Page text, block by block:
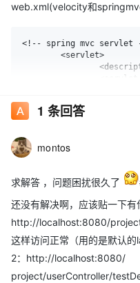
web.xml(velocity和
<!-- spring mvc servlet
		<init-param>
			<description>spring mvc config</description>
			<param-value>classpath:spring-mvc.xml</param-value>
		</init-param>
		<load-on-startup>1</load-on-startup>
	<servlet-mapping>
		<url-pattern>*.do</url-pattern>
	</servlet-mapping>
	<!-- spring mvc servlet end -->
	<!-- velocity servlet -->
	<servlet>
		<servlet-name>velocity</servlet-name>
		<servlet-class>org.apache.velocity.tools.view.servlet.VelocityLayoutServlet</servlet-class>
1 条回答
montos
求解答 ，问题困扰很久了
还没有解决啊，应该贴一下有
http://localhost:8080/
这样访问正常（用的是默认
2：http://localhost:8080/
project/userController/